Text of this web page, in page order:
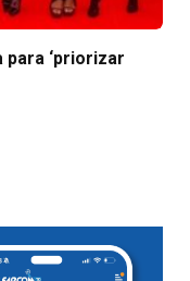
para ‘priorizar